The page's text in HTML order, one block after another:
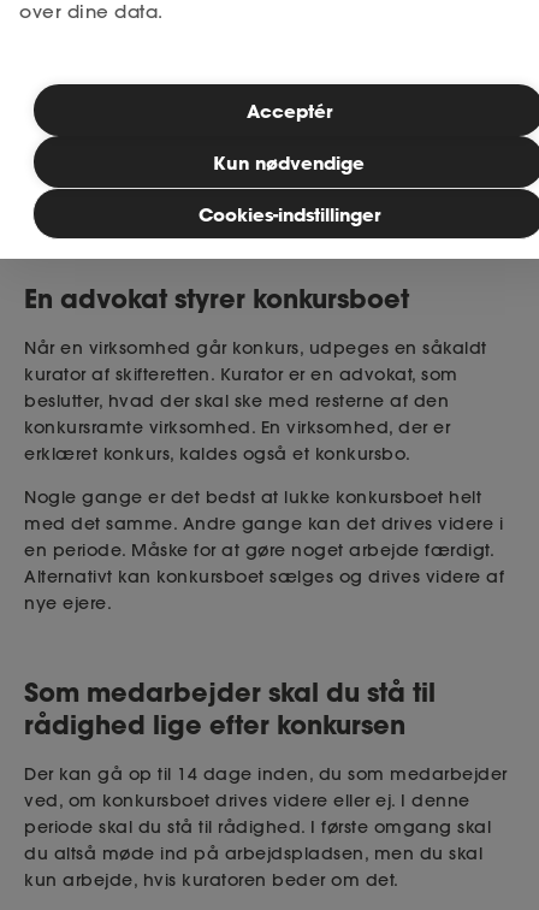
Bliv medlem
Ase Selvstændig
Garantifond, der ender med at dække din
Skrevet af: Marlene Ødorf, jurist
Læsetid: 4 minutter
Publiceret: 17. juni 2026
En advokat styrer konkursboet
Når en virksomhed går konkurs, udpeges en såkaldt
kurator af skifteretten. Kurator er en advokat, som
beslutter, hvad der skal ske med resterne af den
konkursramte virksomhed. En virksomhed, der er
erklæret konkurs, kaldes også et konkursbo.
Nogle gange er det bedst at lukke konkursboet helt
med det samme. Andre gange kan det drives videre i
en periode. Måske for at gøre noget arbejde færdigt.
Alternativt kan konkursboet sælges og drives videre af
nye ejere.
Som medarbejder skal du stå til
rådighed lige efter konkursen
Der kan gå op til 14 dage inden, du som medarbejder
ved, om konkursboet drives videre eller ej. I denne
periode skal du stå til rådighed. I første omgang skal
du altså møde ind på arbejdspladsen, men du skal
kun arbejde, hvis kuratoren beder om det.
over dine data.
Cookies-indstillinger
Kun nødvendige
Acceptér